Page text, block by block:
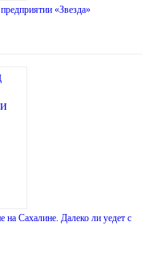
«Звезда»
Сахалине. Далеко ли уедет с